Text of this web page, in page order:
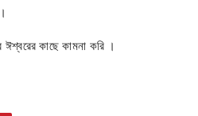
কাছে কামনা করি ‌‌।